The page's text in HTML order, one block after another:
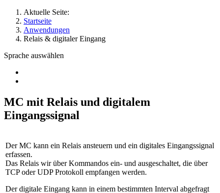
Aktuelle Seite:
Startseite
Anwendungen
Relais & digitaler Eingang
Sprache auswählen
MC mit Relais und digitalem
Eingangssignal
Der MC kann ein Relais ansteuern und ein digitales Eingangssignal
erfassen.
Das Relais wir über Kommandos ein- und ausgeschaltet, die über
TCP oder UDP Protokoll empfangen werden.
Der digitale Eingang kann in einem bestimmten Interval abgefragt